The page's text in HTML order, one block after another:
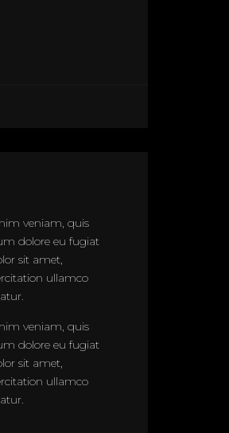
veniam, quis
dolore eu fugiat
sit amet,
ullamco
veniam, quis
dolore eu fugiat
sit amet,
ullamco